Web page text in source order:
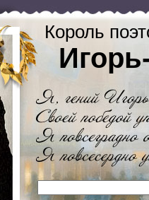
Король